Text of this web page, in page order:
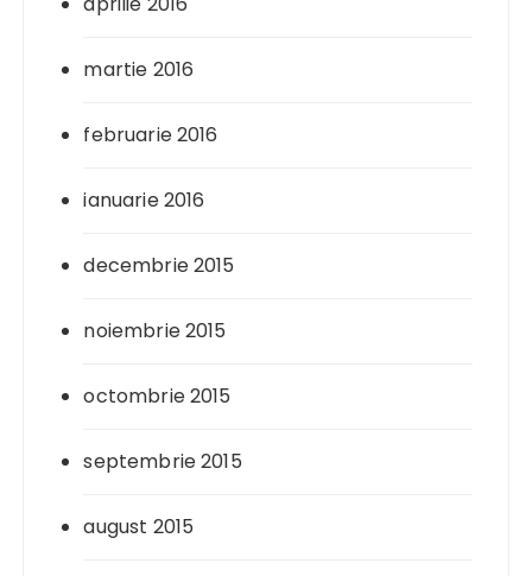
martie 2016
februarie 2016
ianuarie 2016
decembrie 2015
noiembrie 2015
octombrie 2015
septembrie 2015
august 2015